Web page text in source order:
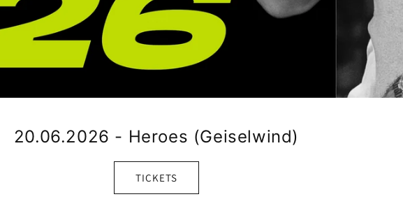
20.06.2026 - Heroes (Geiselwind)
TICKETS